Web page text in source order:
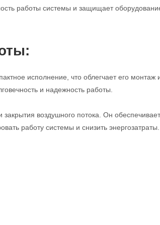
работы системы и защищает
исполнение, что облегчает его монтаж
и надежность работы.
воздушного потока. Он
работу системы и снизить энергозатраты.